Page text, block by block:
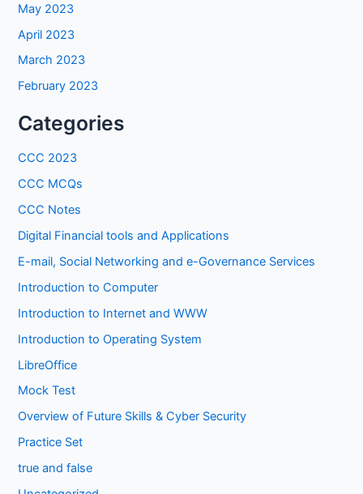
May 2023
April 2023
March 2023
February 2023
Categories
CCC 2023
CCC MCQs
CCC Notes
Digital Financial tools and Applications
E-mail, Social Networking and e-Governance Services
Introduction to Computer
Introduction to Internet and WWW
Introduction to Operating System
LibreOffice
Mock Test
Overview of Future Skills & Cyber Security
Practice Set
true and false